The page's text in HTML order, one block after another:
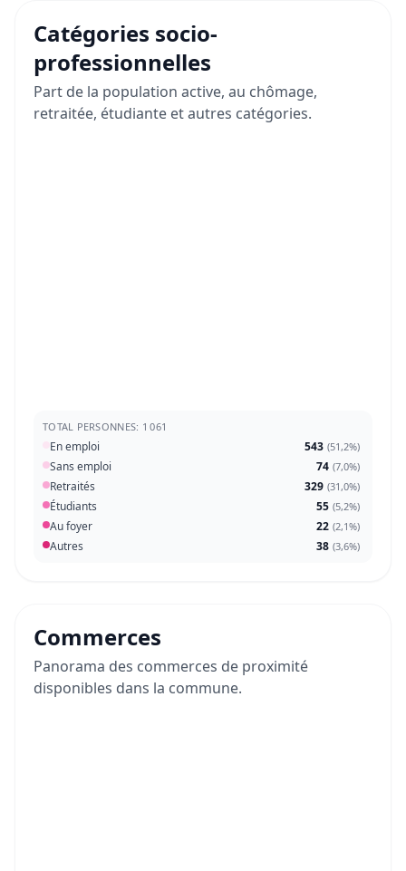
Catégories socio-
professionnelles
Part de la population active, au chômage,
retraitée, étudiante et autres catégories.
TOTAL PERSONNES: 1 061
En emploi 543 (51,2%)
Sans emploi 74 (7,0%)
Retraités 329 (31,0%)
Étudiants 55 (5,2%)
Au foyer 22 (2,1%)
Autres 38 (3,6%)
Commerces
Panorama des commerces de proximité
disponibles dans la commune.